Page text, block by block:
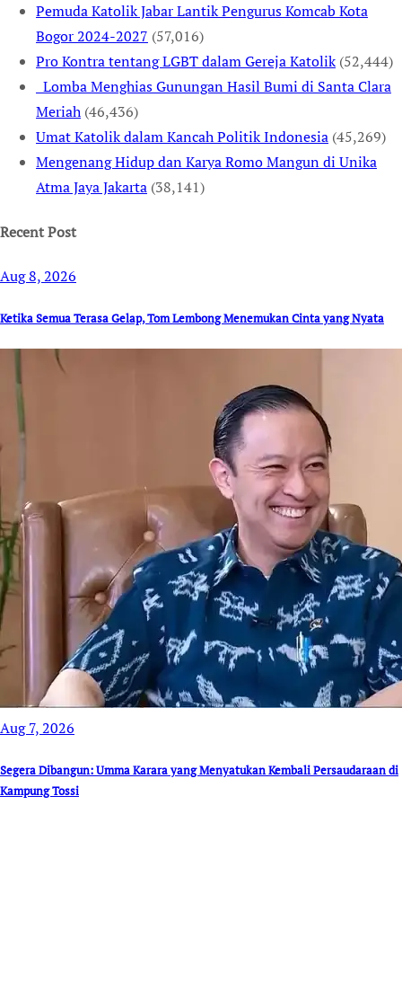
Pemuda Katolik Jabar Lantik Pengurus Komcab Kota
Bogor 2024-2027 (57,016)
Pro Kontra tentang LGBT dalam Gereja Katolik (52,444)
Lomba Menghias Gunungan Hasil Bumi di Santa Clara
Meriah (46,436)
Umat Katolik dalam Kancah Politik Indonesia (45,269)
Mengenang Hidup dan Karya Romo Mangun di Unika
Atma Jaya Jakarta (38,141)
Recent Post
Aug 8, 2026
Ketika Semua Terasa Gelap, Tom Lembong Menemukan Cinta yang Nyata
Aug 7, 2026
Segera Dibangun: Umma Karara yang Menyatukan Kembali Persaudaraan di
Kampung Tossi